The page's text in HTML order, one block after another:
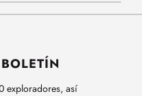
exploradores, así